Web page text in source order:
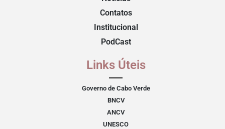
Contatos
Institucional
PodCast
Links Úteis
Governo de Cabo Verde
BNCV
ANCV
UNESCO